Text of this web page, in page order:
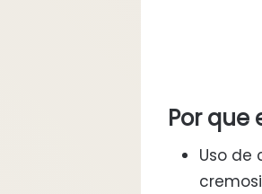
Por que
Uso de